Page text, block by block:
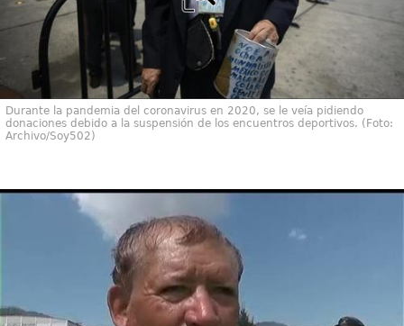
Durante la pandemia del coronavirus en 2020, se le veía pidiendo
donaciones debido a la suspensión de los encuentros deportivos. (Foto:
Archivo/Soy502)